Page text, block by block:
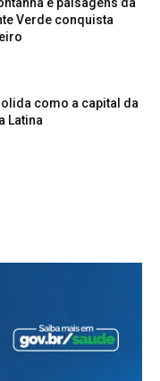
Verde conquista
como a capital da
Latina